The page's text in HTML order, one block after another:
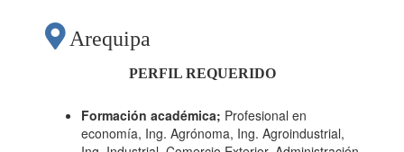
ORIENTADO A LA
RECONVERSIÓN
Arequipa
PERFIL REQUERIDO
Formación académica; Profesional en
economía, Ing. Agrónoma, Ing. Agroindustrial,